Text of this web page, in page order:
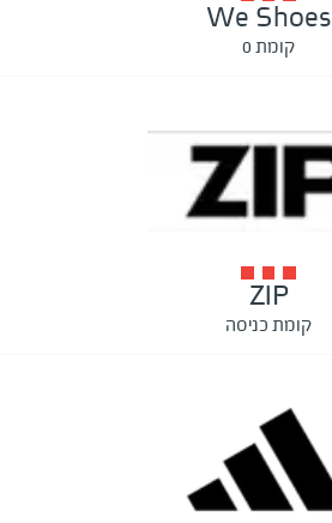
We Shoes
קומת 0
ZIP
קומת כניסה